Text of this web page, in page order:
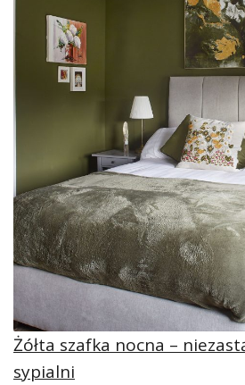
Żółta szafka nocna –
sypialni